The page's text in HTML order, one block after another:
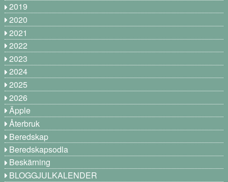
2019
2020
2021
2022
2023
2024
2025
2026
Äpple
Återbruk
Beredskap
Beredskapsodla
Beskärning
BLOGGJULKALENDER